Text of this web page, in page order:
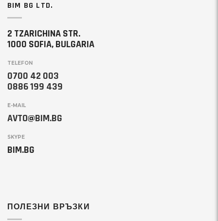
BIM BG LTD.
2 TZARICHINA STR.
1000 SOFIA, BULGARIA
TELEFON
0700 42 003
0886 199 439
E-MAIL
AVTO@BIM.BG
SKYPE
BIM.BG
ПОЛЕЗНИ ВРЪЗКИ